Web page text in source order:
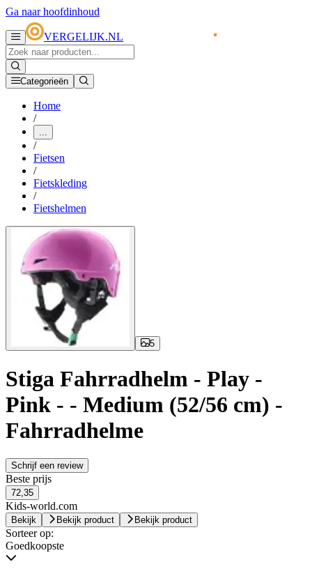
Ga naar hoofdinhoud
VERGELIJK.NL
Categorieën
Home
/
...
/
Fietsen
/
Fietskleding
/
Fietshelmen
5
Stiga Fahrradhelm - Play -
Pink - - Medium (52/56 cm) -
Fahrradhelme
Schrijf een review
Beste prijs
72,35
Kids-world.com
Bekijk Bekijk product Bekijk product
Sorteer op:
Goedkoopste